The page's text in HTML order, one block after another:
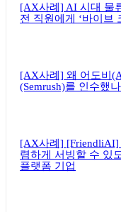
[AX사례] AI 시대 물
전 직원에게 ‘바이브
[AX사례] 왜 어도비
(Semrush)를 인수했
[AX사례] [FriendliAI]
렴하게 서빙할 수 있
플랫폼 기업